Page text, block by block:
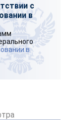
с
в
в